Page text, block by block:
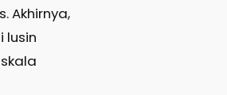
Akhirnya,
lusin